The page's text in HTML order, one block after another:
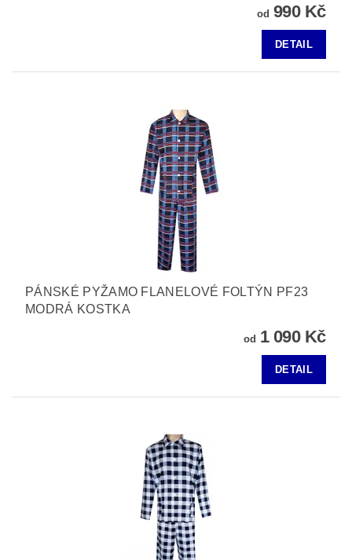
od 990 Kč
DETAIL
PÁNSKÉ PYŽAMO FLANELOVÉ FOLTÝN PF23
MODRÁ KOSTKA
od 1 090 Kč
DETAIL